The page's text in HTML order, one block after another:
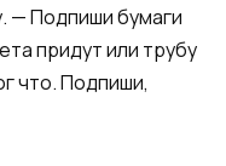
— Подпиши бумаги
придут или трубу
что. Подпиши,